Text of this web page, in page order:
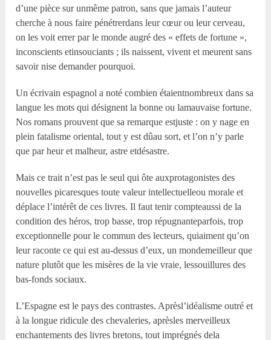
d’une pièce sur unmême patron, sans que jamais l’auteur
cherche à nous faire pénétrerdans leur cœur ou leur cerveau,
on les voit errer par le monde augré des « effets de fortune »,
inconscients etinsouciants ; ils naissent, vivent et meurent sans
savoir nise demander pourquoi.
Un écrivain espagnol a noté combien étaientnombreux dans sa
langue les mots qui désignent la bonne ou lamauvaise fortune.
Nos romans prouvent que sa remarque estjuste : on y nage en
plein fatalisme oriental, tout y est dûau sort, et l’on n’y parle
que par heur et malheur, astre etdésastre.
Mais ce trait n’est pas le seul qui ôte auxprotagonistes des
nouvelles picaresques toute valeur intellectuelleou morale et
déplace l’intérêt de ces livres. Il faut tenir compteaussi de la
condition des héros, trop basse, trop répugnanteparfois, trop
exceptionnelle pour le commun des lecteurs, quiaiment qu’on
leur raconte ce qui est au-dessus d’eux, un mondemeilleur que
nature plutôt que les misères de la vie vraie, lessouillures des
bas-fonds sociaux.
L’Espagne est le pays des contrastes. Aprèsl’idéalisme outré et
à la longue ridicule des chevaleries, aprèsles merveilleux
enchantements des livres bretons, tout imprégnés dela